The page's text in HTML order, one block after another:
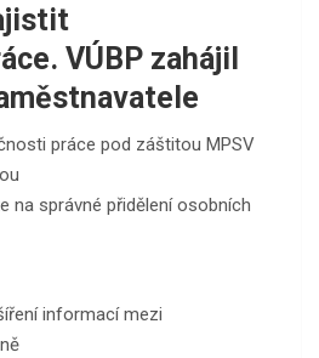
VÚBP zahájil
práce pod záštitou MPSV
na správné přidělení osobních
informací mezi